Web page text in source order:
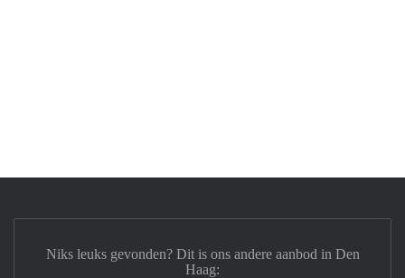
Niks leuks gevonden? Dit is ons andere aanbod in Den
Haag: